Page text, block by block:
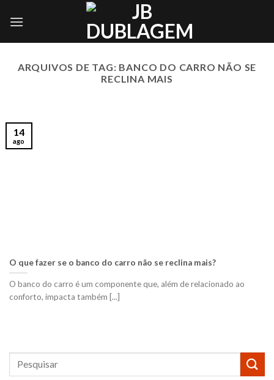
ARQUIVOS DE TAG: BANCO DO CARRO NÃO SE
RECLINA MAIS
O que fazer se o banco do carro não se reclina mais?
O banco do carro é um componente que, além de relacionado ao
conforto, impacta também [...]
14
ago